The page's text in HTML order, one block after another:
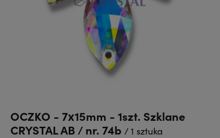
OCZKO - 7x15mm - 1szt. Szklane
CRYSTAL AB / nr. 74b / 1 sztuka